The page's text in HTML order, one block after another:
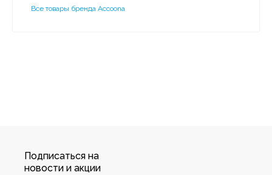
Все товары бренда Accoona
Подписаться на
новости и акции